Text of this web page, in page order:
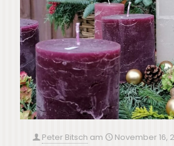
Peter Bitsch am November 16,